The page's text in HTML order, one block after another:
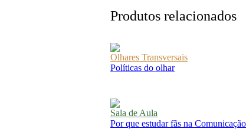
Produtos relacionados
Olhares Transversais
Políticas do olhar
Sala de Aula
Por que estudar fãs na